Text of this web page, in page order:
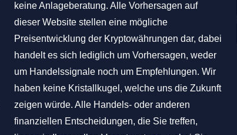
keine Anlageberatung. Alle Vorhersagen auf
dieser Website stellen eine mögliche
Preisentwicklung der Kryptowährungen dar, dabei
handelt es sich lediglich um Vorhersagen, weder
um Handelssignale noch um Empfehlungen. Wir
haben keine Kristallkugel, welche uns die Zukunft
zeigen würde. Alle Handels- oder anderen
finanziellen Entscheidungen, die Sie treffen,